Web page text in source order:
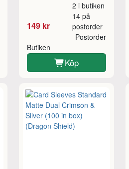
149 kr
2 i butiken
14 på
postorder
Butiken
Postorder
Köp